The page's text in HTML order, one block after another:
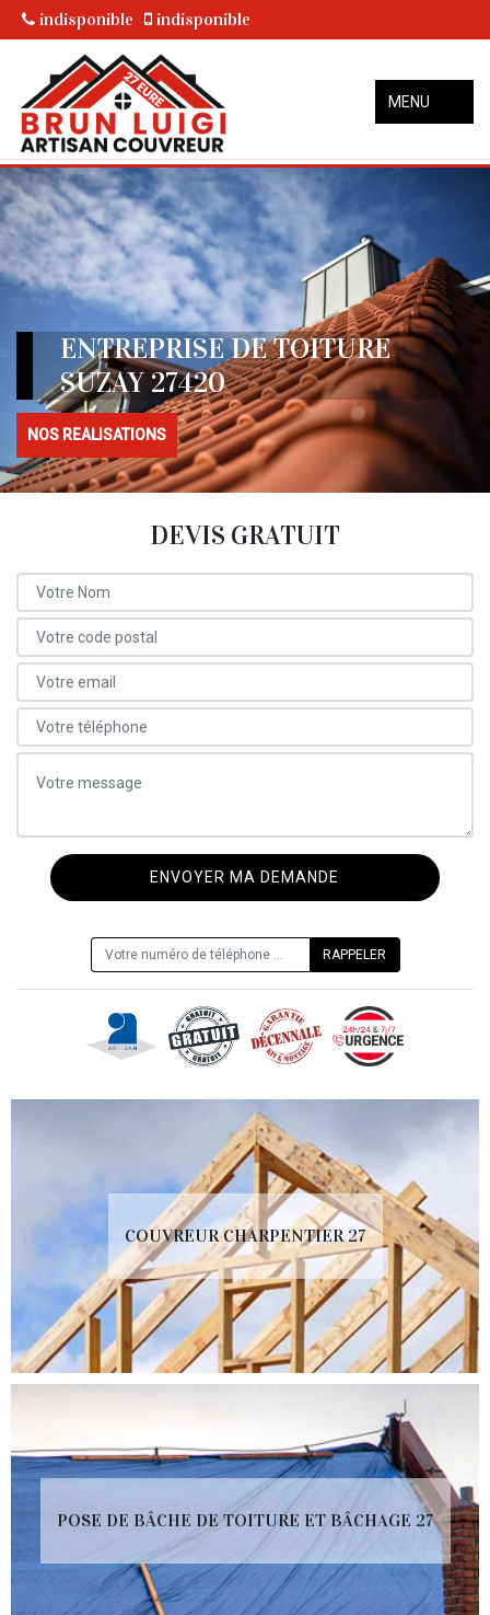
indisponible indisponible
MENU
ENTREPRISE DE TOITURE
SUZAY 27420
NOS REALISATIONS
DEVIS GRATUIT
COUVREUR CHARPENTIER 27
POSE DE BÂCHE DE TOITURE ET BÂCHAGE 27